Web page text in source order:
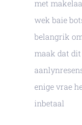
met
wek baie
belangrik
maak dat dit
enige vrae
inbetaal